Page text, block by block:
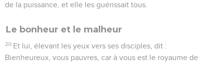
de la puissance, et elle les guérissait tous.
Le bonheur et le malheur
20 Et lui, élevant les yeux vers ses disciples, dit :
Bienheureux, vous pauvres, car à vous est le royaume de